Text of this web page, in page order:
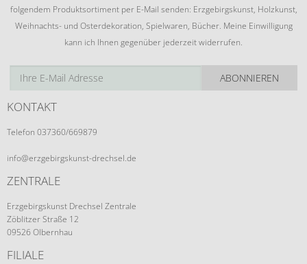
folgendem Produktsortiment per E-Mail senden: Erzgebirgskunst, Holzkunst,
Weihnachts- und Osterdekoration, Spielwaren, Bücher. Meine Einwilligung
kann ich Ihnen gegenüber jederzeit widerrufen.
ABONNIEREN
KONTAKT
Telefon 037360/669879
info@erzgebirgskunst-drechsel.de
ZENTRALE
Erzgebirgskunst Drechsel Zentrale
Zöblitzer Straße 12
09526 Olbernhau
FILIALE